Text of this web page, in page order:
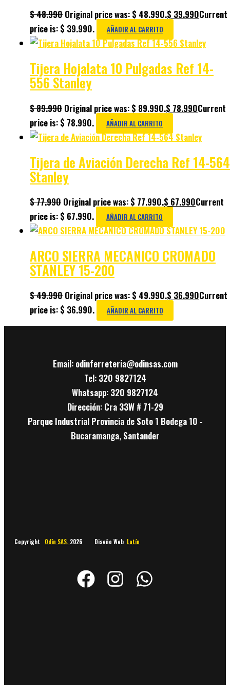
$48.990 Original price was: $ 48.990.$ 39.990Current
price is: $ 39.990.
AÑADIR AL CARRITO
Tijera Hojalata 10 Pulgadas Ref 14-
556 Stanley
$89.990 Original price was: $ 89.990.$ 78.990Current
price is: $ 78.990.
AÑADIR AL CARRITO
Tijera de Aviación Derecha Ref 14-564
Stanley
$77.990 Original price was: $ 77.990.$ 67.990Current
price is: $ 67.990.
AÑADIR AL CARRITO
ARCO SIERRA MECANICO CROMADO
STANLEY 15-200
$49.990 Original price was: $ 49.990.$ 36.990Current
price is: $ 36.990.
AÑADIR AL CARRITO
Email: odinferreteria@odinsas.com
Tel: 320 9827124
Whatsapp: 320 9827124
Dirección: Cra 33W # 71-29
Parque Industrial Provincia de Soto 1 Bodega 10 -
Bucaramanga, Santander
Copyright Odín SAS. 2026 Diseño Web Latín